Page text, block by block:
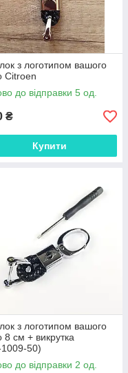
з логотипом вашого
Citroen
до відправки 5 од.
₴
Купити
з логотипом вашого
8 см + викрутка
50)
до відправки 2 од.